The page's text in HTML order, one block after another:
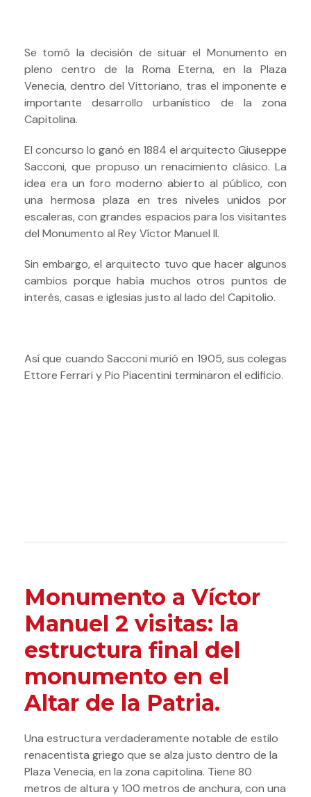
Se tomó la decisión de situar el Monumento en
pleno centro de la Roma Eterna, en la Plaza
Venecia, dentro del Vittoriano, tras el imponente e
importante desarrollo urbanístico de la zona
Capitolina.
El concurso lo ganó en 1884 el arquitecto Giuseppe
Sacconi, que propuso un renacimiento clásico. La
idea era un foro moderno abierto al público, con
una hermosa plaza en tres niveles unidos por
escaleras, con grandes espacios para los visitantes
del Monumento al Rey Víctor Manuel II.
Sin embargo, el arquitecto tuvo que hacer algunos
cambios porque había muchos otros puntos de
interés, casas e iglesias justo al lado del Capitolio.
Así que cuando Sacconi murió en 1905, sus colegas
Ettore Ferrari y Pio Piacentini terminaron el edificio.
Monumento a Víctor
Manuel 2 visitas: la
estructura final del
monumento en el
Altar de la Patria.
Una estructura verdaderamente notable de estilo
renacentista griego que se alza justo dentro de la
Plaza Venecia, en la zona capitolina. Tiene 80
metros de altura y 100 metros de anchura, con una